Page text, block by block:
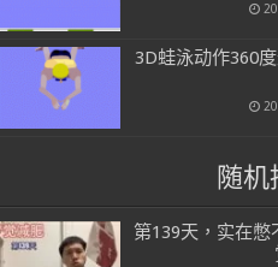
3D蛙泳动作360
随机
第139天，实在